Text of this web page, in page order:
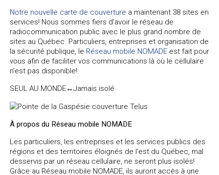
Notre nouvelle carte de couverture a maintenant 38 sites en
services! Nous sommes fiers d’avoir le réseau de
radiocommunication public avec le plus grand nombre de
sites au Québec. Particuliers, entreprises et organisation de
la sécurité publique, le Réseau mobile NOMADE est fait pour
vous afin de faciliter vos communications là où le cellulaire
n’est pas disponible!
SEUL AU MONDE↔Jamais isolé
À propos du Réseau mobile NOMADE
Les particuliers, les entreprises et les services publics des
régions et des territoires éloignés de l’est du Québec, mal
desservis par un réseau cellulaire, ne seront plus isolés!
Grâce au Réseau mobile NOMADE, ils auront accès à une